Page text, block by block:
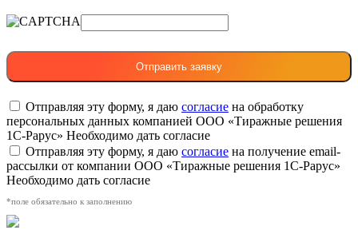
Отправляя эту форму, я даю согласие на обработку
персональных данных компанией ООО «Тиражные решения
1С-Рарус» Необходимо дать согласие
Отправляя эту форму, я даю согласие на получение email-
рассылки от компании ООО «Тиражные решения 1С-Рарус»
Необходимо дать согласие
*поле обязательно к заполнению